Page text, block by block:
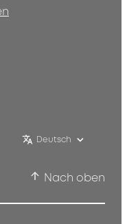
Deutsch
Nach oben